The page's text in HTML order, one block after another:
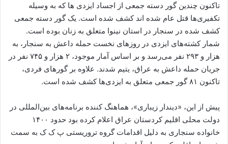
تاکنون چندین گور دسته جمعی از اجساد ایزدی ها که به وسیله
تکفیری‌ها قتل عام شده اند کشف شده است. یک گور دسته جمعی
کشف شده در سنجار در استان نینوا متعلق به زنان بوده است.
شمار کشته‌های ایزدی در روزهای نخست حمله داعش به سنجار، به
هزار و ۲۹۳ نفر می‌رسد و بر اساس آمار موجود، ۲ هزار و ۷۴۵ نفر در
جریان حمله داعش به عراق، یتیم شدند. علاوه بر گورهای فردی،
تاکنون ۸۱ گور جمعی متعلق به ایزدی‌ها کشف شده است.
پیش از این، «دیندار زیباری»، هماهنگ کننده برنامه‌های بین‌المللی در
دولت محلی اقلیم کردستان عراق اعلام کرده بود حدود ۱۴۰۰
خانواده سنجاری به دلیل اقدامات گروه تروریستی پ ک ک به سمت